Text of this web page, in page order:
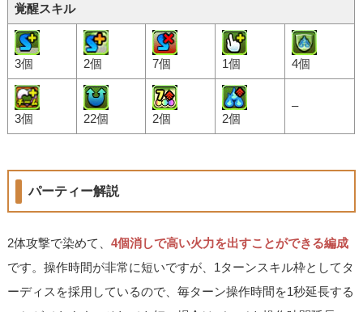
覚醒スキル
3個 2個 7個 1個 4個
3個 22個 2個 2個
–
パーティー解説
2体攻撃で染めて、4個消しで高い火力を出すことができる編成
です。操作時間が非常に短いですが、1ターンスキル枠としてタ
ーディスを採用しているので、毎ターン操作時間を1秒延長する